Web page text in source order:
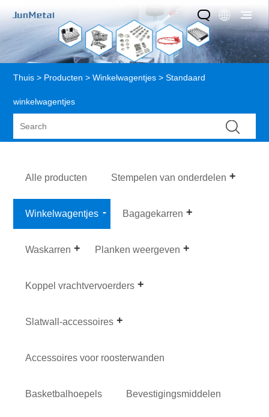
Thuis > Producten >Winkelwagentjes > Standaard
winkelwagentjes
Alle producten Stempelen van onderdelen
Winkelwagentjes Bagagekarren
Waskarren Planken weergeven
Koppel vrachtvervoerders
Slatwall-accessoires
Accessoires voor roosterwanden
Basketbalhoepels Bevestigingsmiddelen